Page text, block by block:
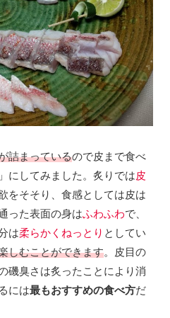
詰まっているので皮まで食べ
」にしてみました。炙りでは皮
をそそり、食感としては皮は
った表面の身はふわふわで、
は柔らかくねっとり としてい
しむことができます。皮目の
磯臭さは炙ったことにより消
には最もおすすめの食べ方だ